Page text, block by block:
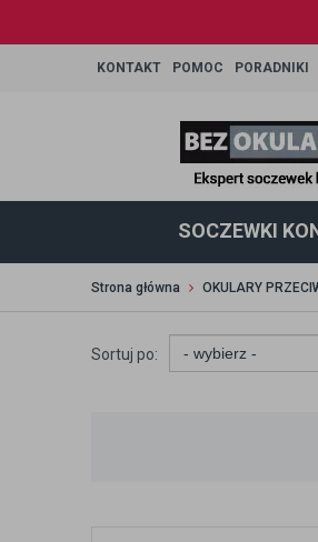
KONTAKT POMOC PORADNIKI
SOCZEWKI
Strona główna OKULARY
Sortuj po: